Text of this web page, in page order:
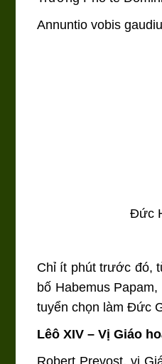
Annuntio vobis
Đức
Chỉ ít phút trước đó,
bố Habemus
tuyển chọn làm Đức
Lêô XIV – Vị Giáo
Robert Prevost, vị